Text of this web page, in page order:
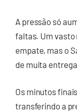
A pressão só
faltas. Um vasto
empate, mas o
de muita
Os minutos
transferindo a